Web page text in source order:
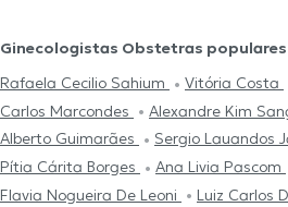
Ginecologistas Obstetras populares
Rafaela Cecilio Sahium
Vitória Costa
Carlos Marcondes
Alexandre Kim
Alberto Guimarães
Sergio Lauandos
Pítia Cárita Borges
Ana Livia Pascom
Flavia Nogueira De Leoni
Luiz Carlos